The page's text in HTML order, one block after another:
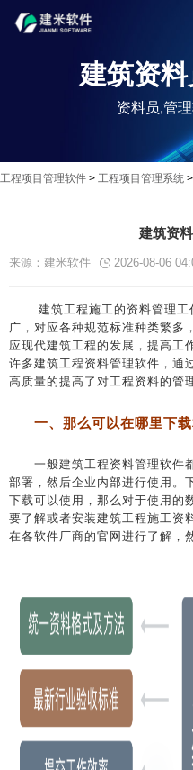
建筑资
资料员,管
工程项目管理软件 > 工程项目管理系统 >
建筑资
来源：建米软件 2026-08-06
建筑工程施工的资料管理工
广，对应各种规范标准种类繁多
应现代建筑工程的发展，提高工
许多建筑工程资料管理软件，通
高质量的提高了对工程资料的管
一、那么可以在哪里下
一般建筑工程资料管理软件都
部署，然后企业内部进行使用。
下载可以使用，那么对于使用的
要了解或者安装建筑工程施工资
在各软件厂商的官网进行了解，